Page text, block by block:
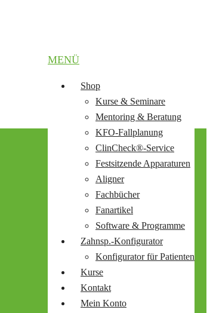
MENÜ
Shop
Kurse & Seminare
Mentoring & Beratung
KFO-Fallplanung
ClinCheck®-Service
Festsitzende Apparaturen
Aligner
Fachbücher
Fanartikel
Software & Programme
Zahnsp.-Konfigurator
Konfigurator für Patienten
Kurse
Kontakt
Mein Konto